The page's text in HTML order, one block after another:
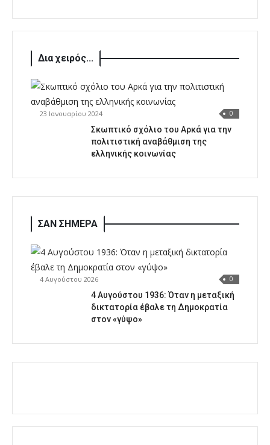
Δια χειρός...
23 Ιανουαρίου 2024 0
Σκωπτικό σχόλιο του Αρκά για την
πολιτιστική αναβάθμιση της
ελληνικής κοινωνίας
ΣΑΝ ΣΗΜΕΡΑ
4 Αυγούστου 2026 0
4 Αυγούστου 1936: Όταν η μεταξική
δικτατορία έβαλε τη Δημοκρατία
στον «γύψο»